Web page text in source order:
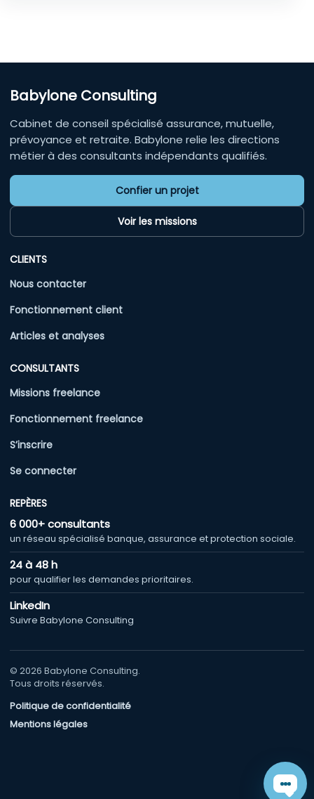
Babylone Consulting
Cabinet de conseil spécialisé assurance, mutuelle,
prévoyance et retraite. Babylone relie les directions
métier à des consultants indépendants qualifiés.
Confier un projet
Voir les missions
CLIENTS
Nous contacter
Fonctionnement client
Articles et analyses
CONSULTANTS
Missions freelance
Fonctionnement freelance
S’inscrire
Se connecter
REPÈRES
6 000+ consultants
un réseau spécialisé banque, assurance et protection sociale.
24 à 48 h
pour qualifier les demandes prioritaires.
LinkedIn
Suivre Babylone Consulting
© 2026 Babylone Consulting.
Tous droits réservés.
Politique de confidentialité
Mentions légales
Chat